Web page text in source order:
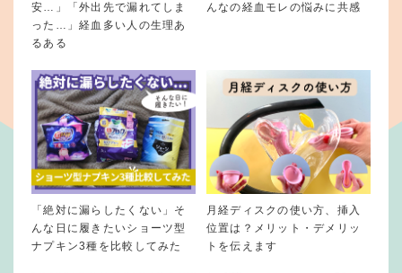
安…」「外出先で漏れてしま
った…」経血多い人の生理あ
るある
んなの経血モレの悩みに共感
「絶対に漏らしたくない」そ
んな日に履きたいショーツ型
ナプキン3種を比較してみた
月経ディスクの使い方、挿入
位置は？メリット・デメリッ
トを伝えます